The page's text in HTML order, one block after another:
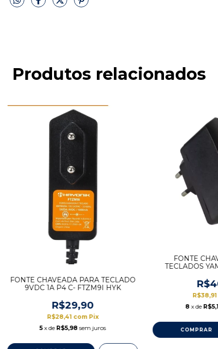
Produtos relacionados
FONTE CHAVEADA PARA TECLADO
9VDC 1A P4 C- FTZM9I HYK
R$29,90
R$28,41 com Pix
5 x de R$5,98 sem juros
FONTE
TECLADOS
R$38,91
8 x de